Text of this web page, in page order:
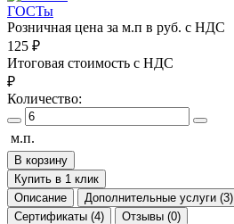
ГОСТы
Розничная цена за м.п в руб. с НДС
125 ₽
Итоговая стоимость с НДС
₽
Количество:
м.п.
В корзину
Купить в 1 клик
Описание
Дополнительные услуги (3)
Сертификаты (4)
Отзывы (0)